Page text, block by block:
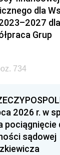
dla
dla
Grup
734
2026 r. w
pociągnięcie
sądowej